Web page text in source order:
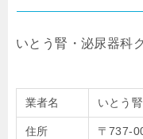
いとう腎・泌尿器科
業者名 いとう
住所
〒737-